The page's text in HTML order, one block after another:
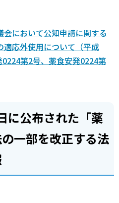
において公知申請に関する
応外使用について（平成
第2号、薬食安発0224第
に公布された「薬
一部を改正する法